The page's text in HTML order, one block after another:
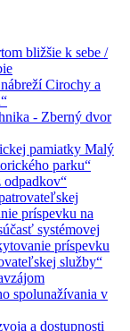
bližšie k sebe /
Cirochy a
- Zberný dvor
pamiatky Malý
parku“
odpadkov“
príspevku na
systémovej
príspevku
služby“
spolunažívania v
a dostupnosti